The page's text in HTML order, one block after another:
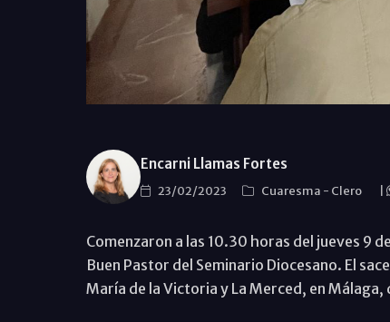
Encarni Llamas Fortes
23/02/2023 Cuaresma - Clero
Comenzaron a las 10.30 horas del jueves 9
Buen Pastor del Seminario Diocesano. El
María de la Victoria y La Merced, en